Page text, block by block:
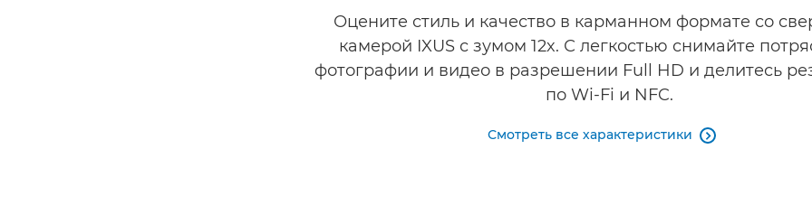
Оцените стиль и качество в карманном формате со
камерой IXUS с зумом 12x. С легкостью снимайте
фотографии и видео в разрешении Full HD и делитесь
по Wi-Fi и NFC.
Смотреть все характеристики 